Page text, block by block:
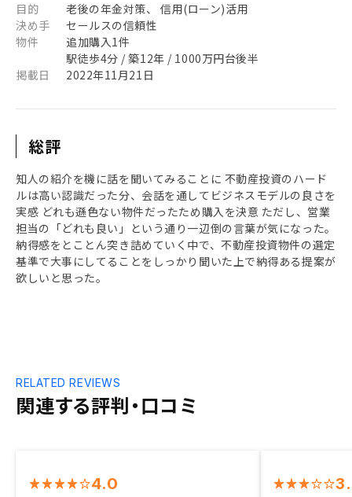
目的
老後の年金対策、 信用(ローン)活用
決め手
セールスの信頼性
物件
追加購入1件
駅徒歩4分 / 築12年 / 1000万円台後半
掲載日
2022年11月21日
総評
知人の紹介を機に話を聞いてみることに 不動産投資のハード
ルは高い認識だった分、会話を通してビジネスモデルの良さを
実感 どれも遜色ない物件だったため購入を決意 ただし、営業
担当の「どれも良い」という通り一辺倒の言葉が気になった。
納得感をとことん突き詰めていく中で、不動産投資物件の選定
基準で大事にしてることをしっかり聞いた上で納得ある提案が
欲しいと思った。
関連する評判・口コミ
RELATED REVIEWS
4.0